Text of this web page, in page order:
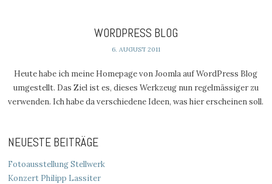
WORDPRESS BLOG
6. AUGUST 2011
Heute habe ich meine Homepage von Joomla auf WordPress Blog
umgestellt. Das Ziel ist es, dieses Werkzeug nun regelmässiger zu
verwenden. Ich habe da verschiedene Ideen, was hier erscheinen soll.
NEUESTE BEITRÄGE
Fotoausstellung Stellwerk
Konzert Philipp Lassiter